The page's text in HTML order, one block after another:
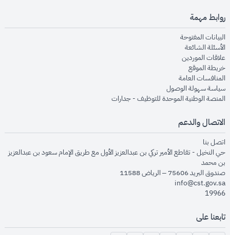
روابط مهمة
البيانات المفتوحةopens in new window
الأسئلة الشائعةopens in new window
علاقات الموردينopens in new window
خريطة الموقعopens in new window
المنافسات العامةopens in new window
سياسة سهولة الوصولopens in new window
المنصة الوطنية الموحدة للتوظيف - جداراتopens in new window
الاتصال والدعم
اتصل بنا
حي النخيل - تقاطع الأمير تركي بن عبدالعزيز الأول مع طريق الإمام سعود بن عبدالعزيز
بن محمد
صندوق البريد 75606 – الرياض 11588
info@cst.gov.sa
19966
تابعنا على